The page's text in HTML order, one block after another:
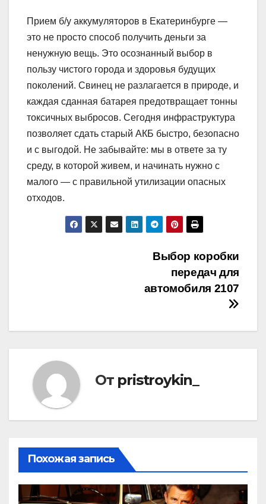
Прием б/у аккумуляторов в Екатеринбурге —
это не просто способ получить деньги за
ненужную вещь. Это осознанный выбор в
пользу чистого города и здоровья будущих
поколений. Свинец не разлагается в природе, и
каждая сданная батарея предотвращает тонны
токсичных выбросов. Сегодня инфраструктура
позволяет сдать старый АКБ быстро, безопасно
и с выгодой. Не забывайте: мы в ответе за ту
среду, в которой живем, и начинать нужно с
малого — с правильной утилизации опасных
отходов.
Выбор коробки
передач для
автомобиля 2107
От pristroykin_
Похожая запись